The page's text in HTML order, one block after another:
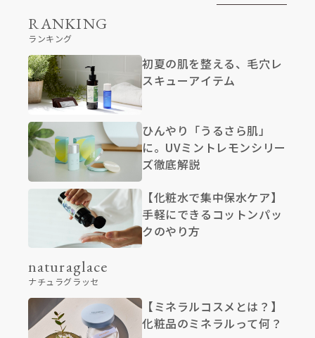
RANKING
ランキング
初夏の肌を整える、毛穴レ
スキューアイテム
ひんやり「うるさら肌」
に。UVミントレモンシリー
ズ徹底解説
【化粧水で集中保水ケア】
手軽にできるコットンパッ
クのやり方
naturaglace
ナチュラグラッセ
【ミネラルコスメとは？】
化粧品のミネラルって何？